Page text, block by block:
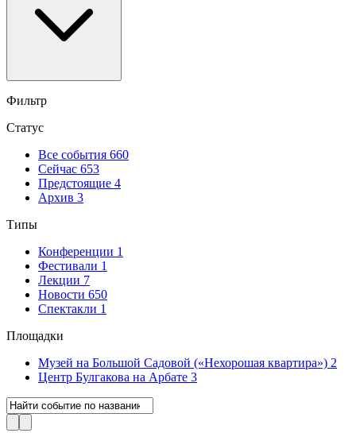
Фильтр
Статус
Все события 660
Сейчас 653
Предстоящие 4
Архив 3
Типы
Конференции 1
Фестивали 1
Лекции 7
Новости 650
Спектакли 1
Площадки
Музей на Большой Садовой («Нехорошая квартира») 2
Центр Булгакова на Арбате 3